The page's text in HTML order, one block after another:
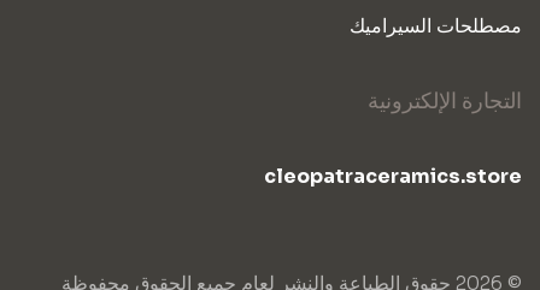
مصطلحات السيراميك
التجارة الإلكترونية
cleopatraceramics.store
© 2026 حقوق الطباعة والنشر لعام جميع الحقوق محفوظة